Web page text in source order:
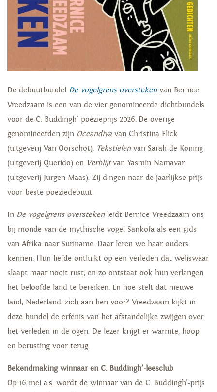
De debuutbundel De vogelgrens overstekenvan Bernice
Vreedzaam is een van de vier genomineerde dichtbundels
voor de C. Buddingh’-poëzieprijs 2026. De overige
genomineerden zijn Oceandiva van Christina Flick
(uitgeverij Van Oorschot), Tekstielenvan Sarah de Koning
(uitgeverij Querido) en Verblijfvan Yasmin Namavar
(uitgeverij Jurgen Maas). Zij dingen naar de jaarlijkse prijs
voor beste poëziedebuut.
In De vogelgrens overstekenleidt Bernice Vreedzaam ons
bij monde van de mythische vogel Sankofa als een gids
van Afrika naar Suriname. Daar leren we haar ouders
kennen. Hun liefde ontluikt op een verleden dat weliswaar
slaapt maar nooit rust, en zo ontstaat ook hun verlangen
het beloofde land te bereiken. En hoe stelt dat nieuwe
land, Nederland, zich aan hen voor? Vreedzaam kijkt in
deze bundel de erfenis van het afstandelijke zwijgen over
het verleden in de ogen. De lezer krijgt er warmte, hoop
en berusting voor terug.
Bekendmaking winnaar en C. Buddingh’-leesclub
Op 16 mei a.s. wordt de winnaar van de C. Buddingh’-prijs